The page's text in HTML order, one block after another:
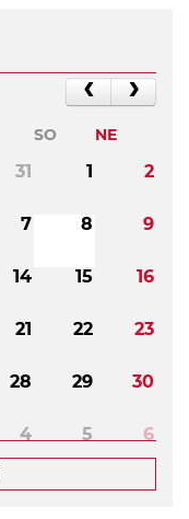
SO NE
31 1 2
7 8 9
14 15 16
21 22 23
28 29 30
4 5 6